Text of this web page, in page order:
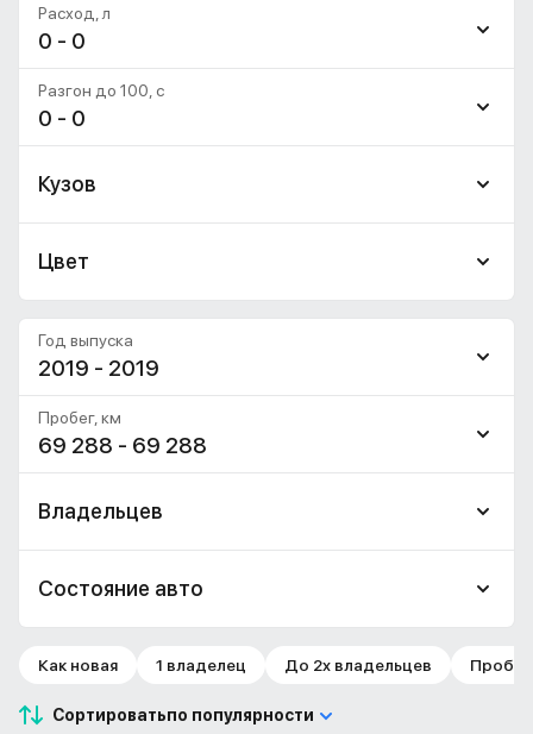
0 - 0
Расход, л
0 - 0
Разгон до 100, c
Кузов
Цвет
2019 - 2019
Год выпуска
69 288 - 69 288
Пробег, км
Владельцев
Состояние авто
Как новая 1 владелец До 2х владельцев
Сортироватьпо популярности